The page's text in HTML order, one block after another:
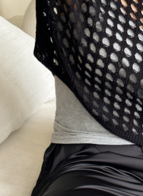
CATEGORY
도착보장⚡
인플루언서 pick!
베스트
세트할인 ~30%